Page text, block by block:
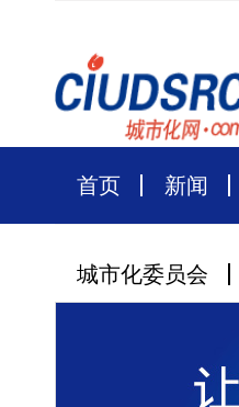
首页 新闻
城市化委员会